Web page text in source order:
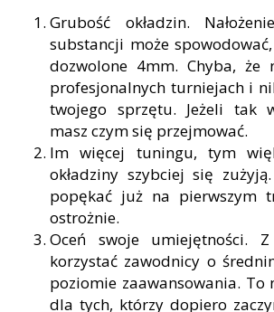
Grubość okładzin.
substancji może
dozwolone 4mm. Chyba, że
profesjonalnych turniejach i
twojego sprzętu. Jeżeli tak
masz czym się przejmować.
Im więcej tuningu, tym
okładziny szybciej się
popękać już na pierwszym
ostrożnie.
Oceń swoje umiejętności.
korzystać zawodnicy o
poziomie zaawansowania.
dla tych, którzy dopiero